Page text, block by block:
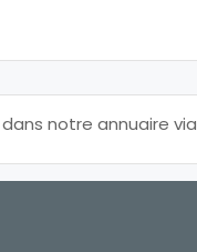
notre annuaire via